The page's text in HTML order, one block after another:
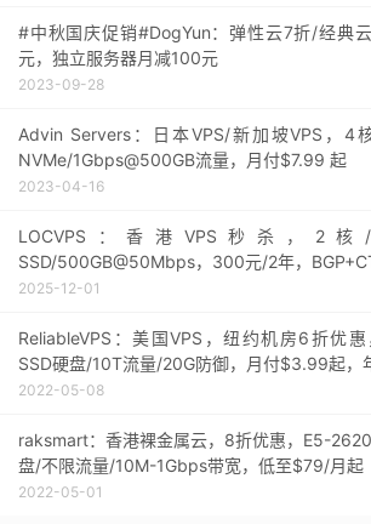
#中秋国庆促销#DogYun：弹性云7折/经典
元，独立服务器月减100元
2023-09-28
Advin Servers：日本VPS/新加坡VPS，4
NVMe/1Gbps@500GB流量，月付$7.99 起
2023-04-16
LOCVPS：香港VPS秒杀，2核/
SSD/500GB@50Mbps，300元/2年，
2025-12-01
ReliableVPS：美国VPS，纽约机房6折优
SSD硬盘/10T流量/20G防御，月付$3.99起，
2022-05-08
raksmart：香港裸金属云，8折优惠，E5-
盘/不限流量/10M-1Gbps带宽，低至$79/月起
2022-05-01